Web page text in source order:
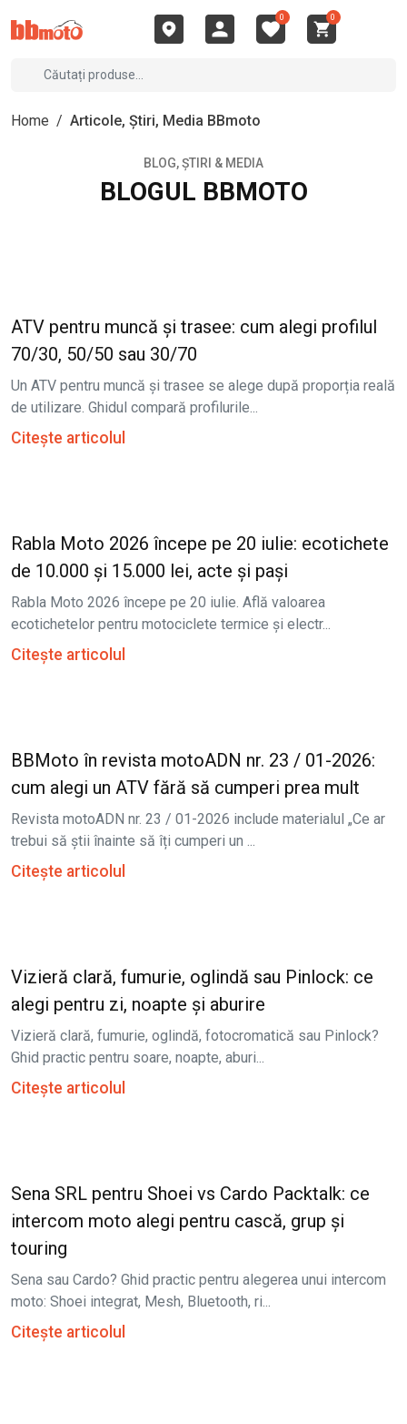
0 0
Home / Articole, Știri, Media BBmoto
BLOG, ȘTIRI & MEDIA
BLOGUL BBMOTO
ATV pentru muncă și trasee: cum alegi profilul
70/30, 50/50 sau 30/70
Un ATV pentru muncă și trasee se alege după proporția reală
de utilizare. Ghidul compară profilurile...
Citește articolul
Rabla Moto 2026 începe pe 20 iulie: ecotichete
de 10.000 și 15.000 lei, acte și pași
Rabla Moto 2026 începe pe 20 iulie. Află valoarea
ecotichetelor pentru motociclete termice și electr...
Citește articolul
BBMoto în revista motoADN nr. 23 / 01-2026:
cum alegi un ATV fără să cumperi prea mult
Revista motoADN nr. 23 / 01-2026 include materialul „Ce ar
trebui să știi înainte să îți cumperi un ...
Citește articolul
Vizieră clară, fumurie, oglindă sau Pinlock: ce
alegi pentru zi, noapte și aburire
Vizieră clară, fumurie, oglindă, fotocromatică sau Pinlock?
Ghid practic pentru soare, noapte, aburi...
Citește articolul
Sena SRL pentru Shoei vs Cardo Packtalk: ce
intercom moto alegi pentru cască, grup și
touring
Sena sau Cardo? Ghid practic pentru alegerea unui intercom
moto: Shoei integrat, Mesh, Bluetooth, ri...
Citește articolul